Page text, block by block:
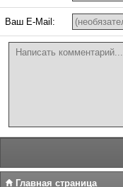
Ваш E-Mail:
Главная страница